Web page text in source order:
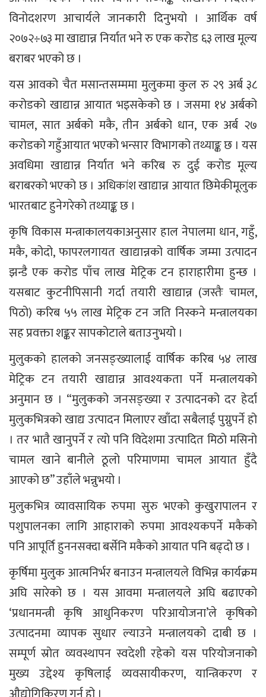
विनोदशरण आचार्यले जानकारी दिनुभयो । आर्थिक वर्ष
२०७२÷७३ मा खाद्यान्न निर्यात भने रु एक करोड ६३ लाख मूल्य
बराबर भएको छ ।
यस आवको चैत मसान्तसम्ममा मुलुकमा कुल रु २९ अर्ब ३८
करोडको खाद्यान्न आयात भइसकेको छ । जसमा १४ अर्बको
चामल, सात अर्बको मकै, तीन अर्बको धान, एक अर्ब २७
करोडको गहुँआयात भएको भन्सार विभागको तथ्याङ्क छ । यस
अवधिमा खाद्यान्न निर्यात भने करिब रु दुई करोड मूल्य
बराबरको भएको छ । अधिकांश खाद्यान्न आयात छिमेकीमूलुक
भारतबाट हुनेगरेको तथ्याङ्क छ ।
कृषि विकास मन्त्राकालयकाअनुसार हाल नेपालमा धान, गहुँ,
मकै, कोदो, फापरलगायत खाद्यान्नको वार्षिक जम्मा उत्पादन
झन्डै एक करोड पाँच लाख मेट्रिक टन हाराहारीमा हुन्छ ।
यसबाट कुटनीपिसानी गर्दा तयारी खाद्यान्न (जस्तैः चामल,
पिठो) करिब ५५ लाख मेट्रिक टन जति निस्कने मन्त्रालयका
सह प्रवक्ता शङ्कर सापकोटाले बताउनुभयो ।
मुलुकको हालको जनसङ्ख्यालाई वार्षिक करिब ५४ लाख
मेट्रिक टन तयारी खाद्यान्न आवश्यकता पर्ने मन्त्रालयको
अनुमान छ । “मुलुकको जनसङ्ख्या र उत्पादनको दर हेर्दा
मुलुकभित्रको खाद्य उत्पादन मिलाएर खाँदा सबैलाई पुग्नुपर्ने हो
। तर भातै खानुपर्ने र त्यो पनि विदेशमा उत्पादित मिठो मसिनो
चामल खाने बानीले ठूलो परिमाणमा चामल आयात हुँदै
आएको छ” उहाँले भन्नुभयो ।
मुलुकभित्र व्यावसायिक रुपमा सुरु भएको कुखुरापालन र
पशुपालनका लागि आहाराको रुपमा आवश्यकपर्ने मकैको
पनि आपूर्ति हुननसक्दा बर्सेनि मकैको आयात पनि बढ्दो छ ।
कृर्षिमा मुलुक आत्मनिर्भर बनाउन मन्त्रालयले विभिन्न कार्यक्रम
अघि सारेको छ । यस आवमा मन्त्रालयले अघि बढाएको
‘प्रधानमन्त्री कृषि आधुनिकरण परिआयोजना’ले कृषिको
उत्पादनमा व्यापक सुधार ल्याउने मन्त्रालयको दाबी छ ।
सम्पूर्ण स्रोत व्यवस्थापन स्वदेशी रहेको यस परियोजनाको
मुख्य उद्देश्य कृषिलाई व्यवसायीकरण, यान्त्रिकरण र